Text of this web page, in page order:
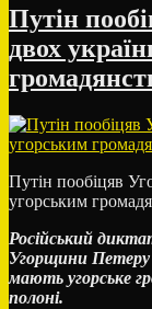
кордоні
в
Ужгороді
у
водія
брендові
на
1,8
мільйона
гривень
Путін
двох
Путін пообіцяв
угорським
Російський
Угорщини Петеру
мають угорське
полоні.